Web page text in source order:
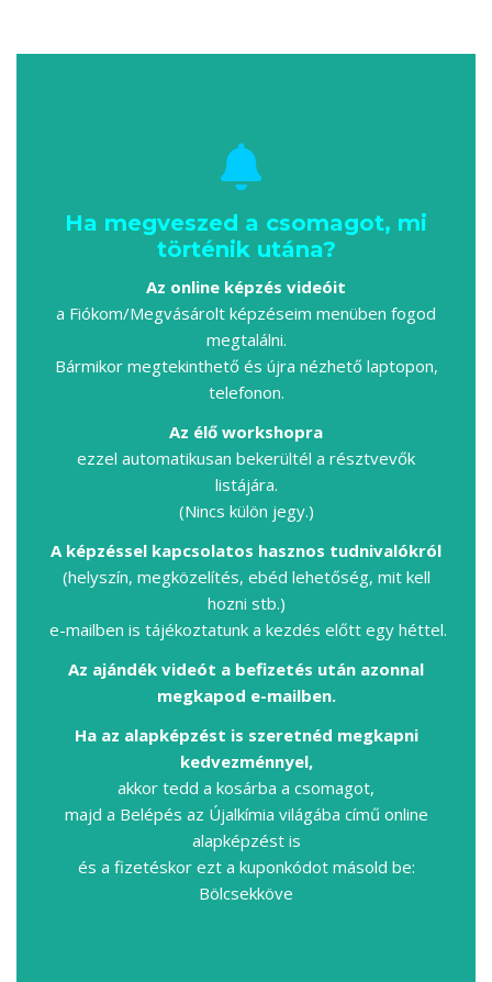
Ha megveszed a csomagot, mi
történik utána?
Az online képzés videóit
a Fiókom/Megvásárolt képzéseim menüben fogod
megtalálni.
Bármikor megtekinthető és újra nézhető laptopon,
telefonon.
Az élő workshopra
ezzel automatikusan bekerültél a résztvevők
listájára.
(Nincs külön jegy.)
A képzéssel kapcsolatos hasznos tudnivalókról
(helyszín, megközelítés, ebéd lehetőség, mit kell
hozni stb.)
e-mailben is tájékoztatunk a kezdés előtt egy héttel.
Az ajándék videót a befizetés után azonnal
megkapod e-mailben.
Ha az alapképzést is szeretnéd megkapni
kedvezménnyel,
akkor tedd a kosárba a csomagot,
majd a Belépés az Újalkímia világába című online
alapképzést is
és a fizetéskor ezt a kuponkódot másold be:
Bölcsekköve